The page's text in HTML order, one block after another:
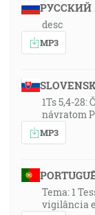
РУССКИЙ
desc
MP3
1Ts 5,4-
návratom
MP3
Tema: 1
vigilância